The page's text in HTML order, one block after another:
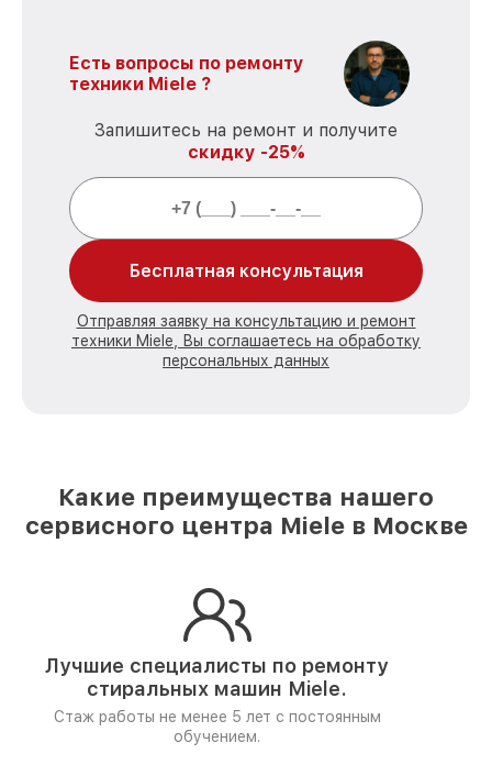
Есть вопросы по ремонту
техники Miele ?
Запишитесь на ремонт и получите
скидку -25%
Бесплатная консультация
Отправляя заявку на консультацию и ремонт
техники Miele, Вы соглашаетесь на обработку
персональных данных
Какие преимущества нашего
сервисного центра Miele в Москве
Лучшие специалисты по ремонту
стиральных машин Miele.
Стаж работы не менее 5 лет с постоянным
обучением.